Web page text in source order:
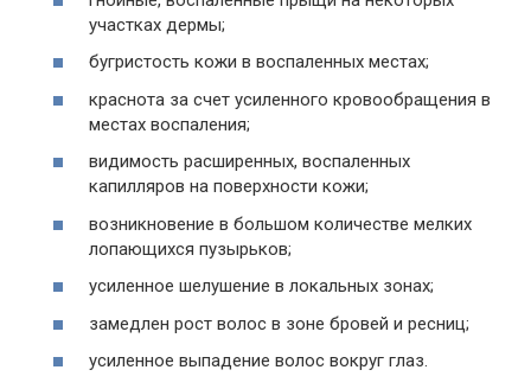
участках дермы;
бугристость кожи в воспаленных местах;
краснота за счет усиленного кровообращения в
местах воспаления;
видимость расширенных, воспаленных
капилляров на поверхности кожи;
возникновение в большом количестве мелких
лопающихся пузырьков;
усиленное шелушение в локальных зонах;
замедлен рост волос в зоне бровей и ресниц;
усиленное выпадение волос вокруг глаз.